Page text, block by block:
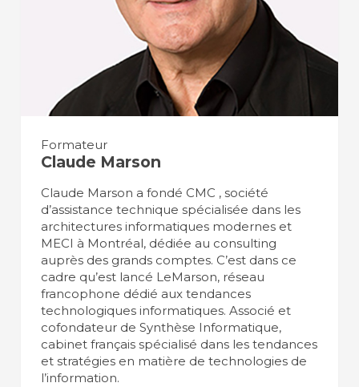
Formateur
Claude Marson
Claude Marson a fondé CMC , société
d’assistance technique spécialisée dans les
architectures informatiques modernes et
MECI à Montréal, dédiée au consulting
auprès des grands comptes. C’est dans ce
cadre qu’est lancé LeMarson, réseau
francophone dédié aux tendances
technologiques informatiques. Associé et
cofondateur de Synthèse Informatique,
cabinet français spécialisé dans les tendances
et stratégies en matière de technologies de
l’information.